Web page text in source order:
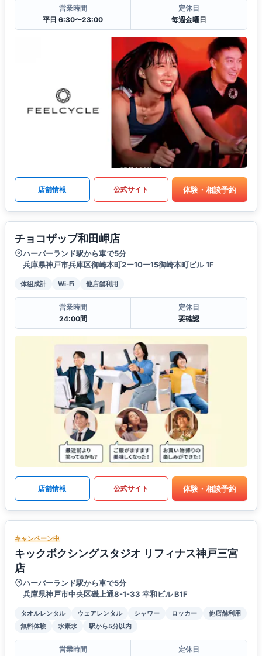
営業時間
平日 6:30〜23:00
定休日
毎週金曜日
店舗情報 公式サイト 体験・相談予約
チョコザップ和田岬店
ハーバーランド駅から車で5分
兵庫県神戸市兵庫区御崎本町2ー10ー15御崎本町ビル 1F
体組成計 Wi-Fi 他店舗利用
営業時間
24:00間
定休日
要確認
店舗情報 公式サイト 体験・相談予約
キャンペーン中
キックボクシングスタジオ リフィナス神戸三宮
店
ハーバーランド駅から車で5分
兵庫県神戸市中央区磯上通8-1-33 幸和ビル B1F
タオルレンタル ウェアレンタル シャワー ロッカー
他店舗利用
無料体験
水素水 駅から5分以内
営業時間
定休日